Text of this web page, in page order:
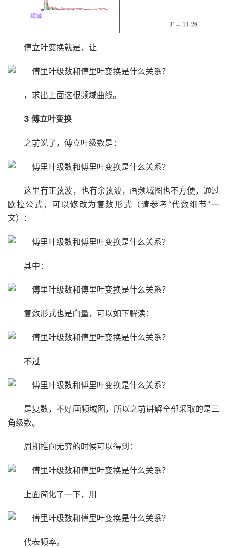
傅立叶变换就是，让
，求出上面这根频域曲线。
3 傅立叶变换
之前说了，傅立叶级数是：
这里有正弦波，也有余弦波，画频域图也不方便，通过
欧拉公式，可以修改为复数形式（请参考“代数细节”一
文）：
其中：
复数形式也是向量，可以如下解读：
不过
是复数，不好画频域图，所以之前讲解全部采取的是三
角级数。
周期推向无穷的时候可以得到：
上面简化了一下，用
代表频率。